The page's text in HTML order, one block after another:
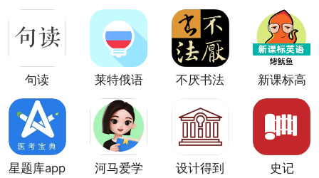
户端app
官方版
句读
莱特俄语
学习背单
词app
不厌书法
app
新课标高
中英语单
词app
星题库app 河马爱学
设计得到
史记